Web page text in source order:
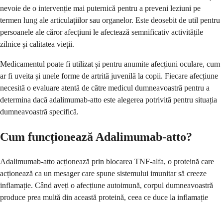
nevoie de o intervenție mai puternică pentru a preveni leziuni pe
termen lung ale articulațiilor sau organelor. Este deosebit de util pentru
persoanele ale căror afecțiuni le afectează semnificativ activitățile
zilnice și calitatea vieții.
Medicamentul poate fi utilizat și pentru anumite afecțiuni oculare, cum
ar fi uveita și unele forme de artrită juvenilă la copii. Fiecare afecțiune
necesită o evaluare atentă de către medicul dumneavoastră pentru a
determina dacă adalimumab-atto este alegerea potrivită pentru situația
dumneavoastră specifică.
Cum funcționează Adalimumab-atto?
Adalimumab-atto acționează prin blocarea TNF-alfa, o proteină care
acționează ca un mesager care spune sistemului imunitar să creeze
inflamație. Când aveți o afecțiune autoimună, corpul dumneavoastră
produce prea multă din această proteină, ceea ce duce la inflamație